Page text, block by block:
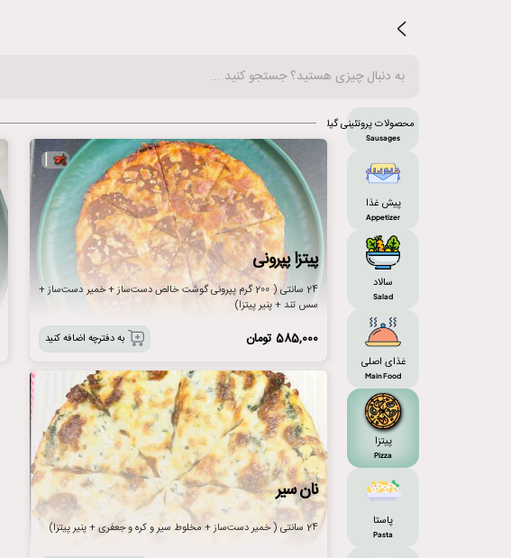
محصولات پروتئینی گیلاکو
Sausages
پیش غذا
Appetizer
سالاد
Salad
غذای اصلی
Main Food
پیتزا
Pizza
پاستا
Pasta
|
پیتزا پپرونی
24 سانتی ( 200 گرم پپرونی گوشت خالص دست‌ساز + خمیر دست‌ساز +
سس تند + پنیر پیتزا)
585,000تومان به دفترچه اضافه کنید
نان سیر
24 سانتی ( خمیر دست‌ساز + مخلوط سیر و کره و جعفری + پنیر پیتزا)